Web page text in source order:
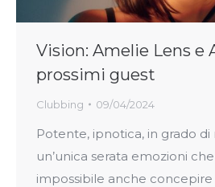
Vision: Amelie Lens e
prossimi guest
Clubbing 09/04/2024
Potente, ipnotica, in grado di
un’unica serata emozioni
impossibile anche concepire